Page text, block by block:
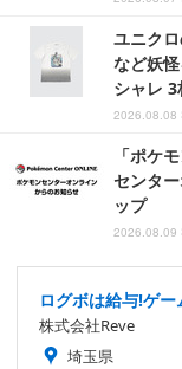
ユニク
など妖
シャレ
2026.08.08
「ポケ
センタ
ップ
2026.08.09
ログボは給与!ゲ
株式会社Reve
埼玉県